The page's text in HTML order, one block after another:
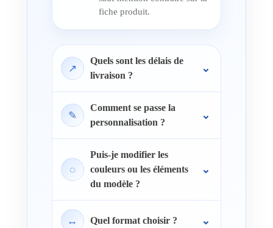
fiche produit.
↗
Quels sont les délais de
livraison ?
✎
Comment se passe la
personnalisation ?
◌
Puis-je modifier les
couleurs ou les éléments
du modèle ?
↔ Quel format choisir ?